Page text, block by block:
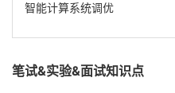
智能计算系统调优
笔试&实验&面试知识点